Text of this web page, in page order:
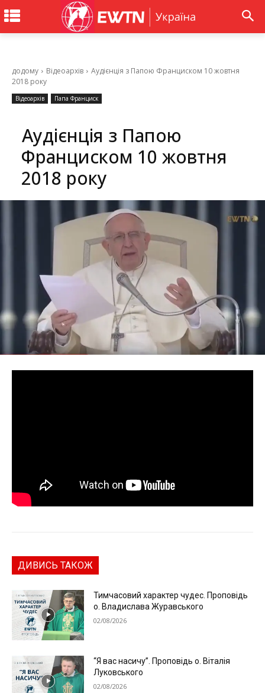
додому Відеоархів
Аудієнція з Папою Франциском 10 жовтня
2018 року
Відеоархів Папа Франциск
Аудієнція з Папою
Франциском 10 жовтня
2018 року
ДИВИСЬ ТАКОЖ
Тимчасовий характер чудес. Проповідь
о. Владислава Журавського
02/08/2026
“Я вас насичу”. Проповідь о. Віталія
Луковського
02/08/2026